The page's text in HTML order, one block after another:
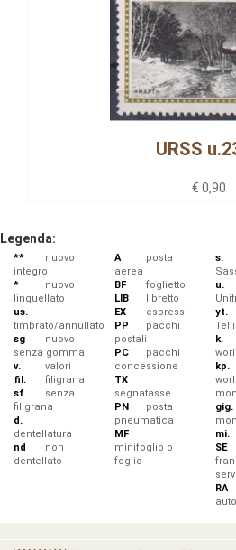
URSS
€ 0,90
Legenda:
**
nuovo
integro
*
nuovo
linguellato
us.
timbrato/annullato
sg
nuovo
senza gomma
v.
valori
fil.
filigrana
sf
senza
filigrana
d.
dentellatura
nd
non
dentellato
A
posta
aerea
BF
foglietto
LIB
libretto
EX
espressi
PP
pacchi
postali
PC
pacchi
concessione
TX
segnatasse
PN
posta
pneumatica
MF
minifoglio o
foglio
s.
u.
yt.
k.
kp.
gig.
mi.
SE
RA